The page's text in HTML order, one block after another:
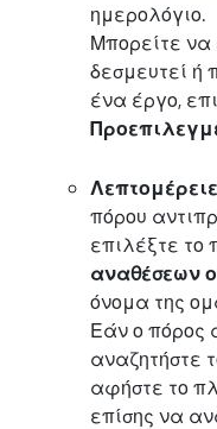
ημερολόγιο.
Μπορείτε να
δεσμευτεί ή
ένα έργο,
πόρου
επιλέξτε το
αναθέσεων
όνομα της
Εάν ο πόρος
αναζητήστε
αφήστε το
επίσης να